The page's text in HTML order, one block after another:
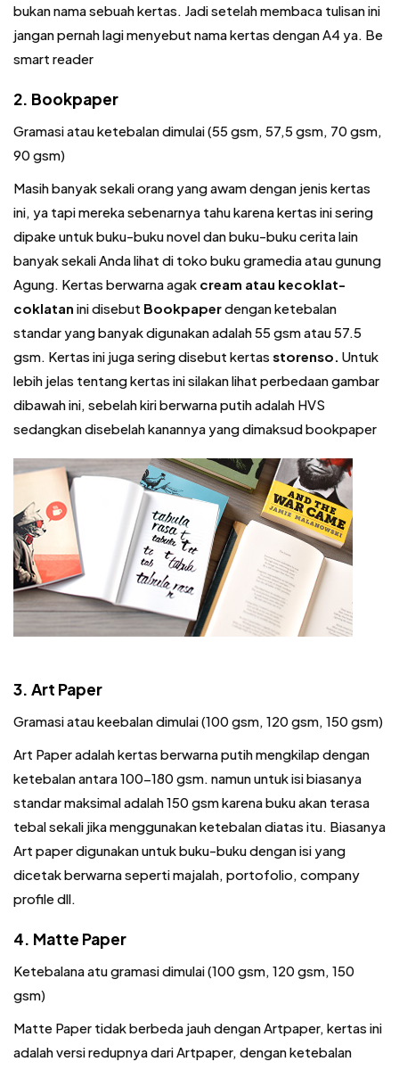
bukan nama sebuah kertas. Jadi setelah membaca tulisan ini
jangan pernah lagi menyebut nama kertas dengan A4 ya. Be
smart reader
2. Bookpaper
Gramasi atau ketebalan dimulai (55 gsm, 57,5 gsm, 70 gsm,
90 gsm)
Masih banyak sekali orang yang awam dengan jenis kertas
ini, ya tapi mereka sebenarnya tahu karena kertas ini sering
dipake untuk buku-buku novel dan buku-buku cerita lain
banyak sekali Anda lihat di toko buku gramedia atau gunung
Agung. Kertas berwarna agak cream atau kecoklat-
coklatan ini disebut Bookpaperdengan ketebalan
standar yang banyak digunakan adalah 55 gsm atau 57.5
gsm. Kertas ini juga sering disebut kertas storenso. Untuk
lebih jelas tentang kertas ini silakan lihat perbedaan gambar
dibawah ini, sebelah kiri berwarna putih adalah HVS
sedangkan disebelah kanannya yang dimaksud bookpaper
3. Art Paper
Gramasi atau keebalan dimulai (100 gsm, 120 gsm, 150 gsm)
Art Paper adalah kertas berwarna putih mengkilap dengan
ketebalan antara 100-180 gsm. namun untuk isi biasanya
standar maksimal adalah 150 gsm karena buku akan terasa
tebal sekali jika menggunakan ketebalan diatas itu. Biasanya
Art paper digunakan untuk buku-buku dengan isi yang
dicetak berwarna seperti majalah, portofolio, company
profile dll.
4. Matte Paper
Ketebalana atu gramasi dimulai (100 gsm, 120 gsm, 150
gsm)
Matte Paper tidak berbeda jauh dengan Artpaper, kertas ini
adalah versi redupnya dari Artpaper, dengan ketebalan